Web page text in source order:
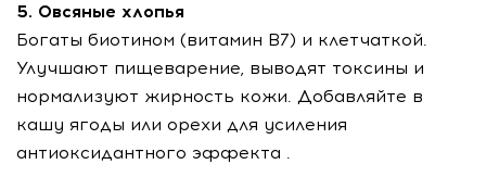
5. Овсяные хлопья
Богаты биотином (витамин В7) и клетчаткой.
Улучшают пищеварение, выводят токсины и
нормализуют жирность кожи. Добавляйте в
кашу ягоды или орехи для усиления
антиоксидантного эффекта .